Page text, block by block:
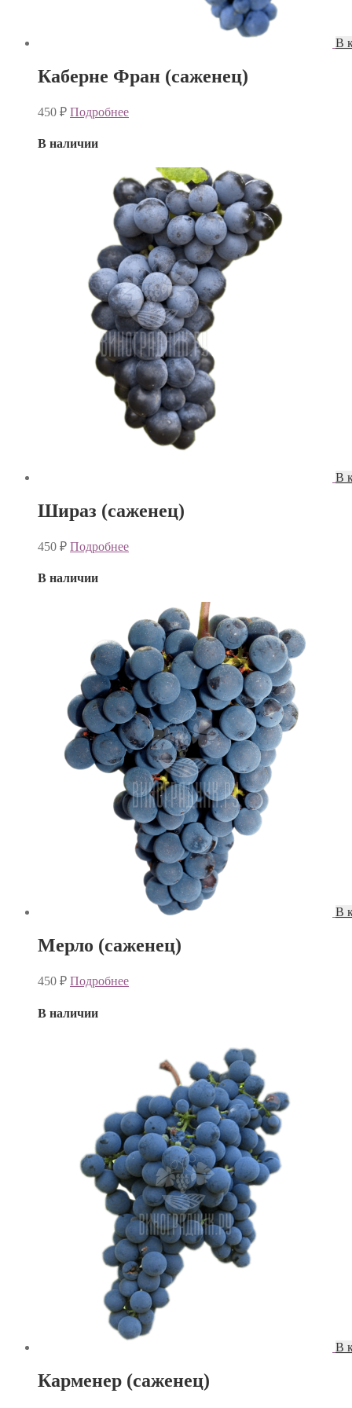
В
Каберне Фран (саженец)
450 ₽ Подробнее
В наличии
В
Шираз (саженец)
450 ₽ Подробнее
В наличии
В
Мерло (саженец)
450 ₽ Подробнее
В наличии
В
Карменер (саженец)